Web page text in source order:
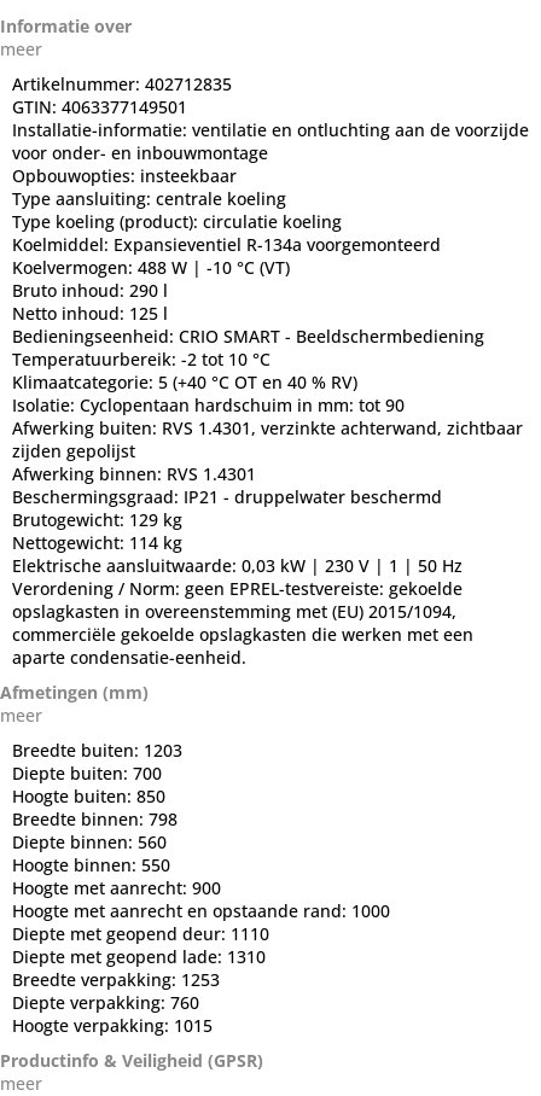
Informatie over
meer
Artikelnummer: 402712835
GTIN: 4063377149501
Installatie-informatie: ventilatie en ontluchting aan de voorzijde
voor onder- en inbouwmontage
Opbouwopties: insteekbaar
Type aansluiting: centrale koeling
Type koeling (product): circulatie koeling
Koelmiddel: Expansieventiel R-134a voorgemonteerd
Koelvermogen: 488 W | -10 °C (VT)
Bruto inhoud: 290 l
Netto inhoud: 125 l
Bedieningseenheid: CRIO SMART - Beeldschermbediening
Temperatuurbereik: -2 tot 10 °C
Klimaatcategorie: 5 (+40 °C OT en 40 % RV)
Isolatie: Cyclopentaan hardschuim in mm: tot 90
Afwerking buiten: RVS 1.4301, verzinkte achterwand, zichtbaar
zijden gepolijst
Afwerking binnen: RVS 1.4301
Beschermingsgraad: IP21 - druppelwater beschermd
Brutogewicht: 129 kg
Nettogewicht: 114 kg
Elektrische aansluitwaarde: 0,03 kW | 230 V | 1 | 50 Hz
Verordening / Norm: geen EPREL-testvereiste: gekoelde
opslagkasten in overeenstemming met (EU) 2015/1094,
commerciële gekoelde opslagkasten die werken met een
aparte condensatie-eenheid.
Afmetingen (mm)
meer
Breedte buiten: 1203
Diepte buiten: 700
Hoogte buiten: 850
Breedte binnen: 798
Diepte binnen: 560
Hoogte binnen: 550
Hoogte met aanrecht: 900
Hoogte met aanrecht en opstaande rand: 1000
Diepte met geopend deur: 1110
Diepte met geopend lade: 1310
Breedte verpakking: 1253
Diepte verpakking: 760
Hoogte verpakking: 1015
Productinfo & Veiligheid (GPSR)
meer